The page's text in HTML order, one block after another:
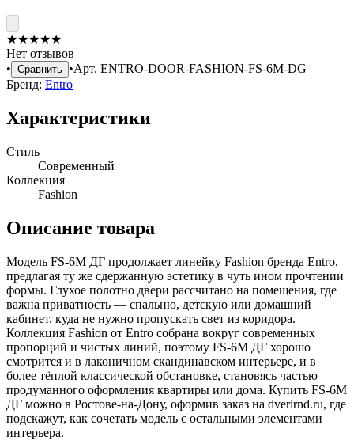
★★★★★
Нет отзывов
• Сравнить •Арт. ENTRO-DOOR-FASHION-FS-6M-DG
Бренд: Entro
Характеристики
Стиль
Современный
Коллекция
Fashion
Описание товара
Модель FS-6M ДГ продолжает линейку Fashion бренда Entro,
предлагая ту же сдержанную эстетику в чуть ином прочтении
формы. Глухое полотно двери рассчитано на помещения, где
важна приватность — спальню, детскую или домашний
кабинет, куда не нужно пропускать свет из коридора.
Коллекция Fashion от Entro собрана вокруг современных
пропорций и чистых линий, поэтому FS-6M ДГ хорошо
смотрится и в лаконичном скандинавском интерьере, и в
более тёплой классической обстановке, становясь частью
продуманного оформления квартиры или дома. Купить FS-6M
ДГ можно в Ростове-на-Дону, оформив заказ на dverirnd.ru, где
подскажут, как сочетать модель с остальными элементами
интерьера.